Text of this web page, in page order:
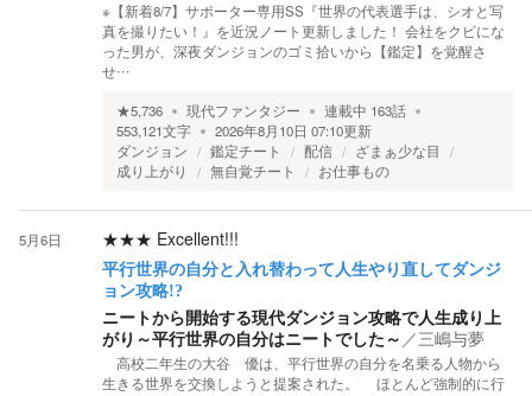
※【新着8/7】サポーター専用SS『世界の代表選手は、シオと写
真を撮りたい！』を近況ノート更新しました！ 会社をクビにな
った男が、深夜ダンジョンのゴミ拾いから【鑑定】を覚醒さ
せ…
★5,736 現代ファンタジー 連載中 163話
553,121文字 2026年8月10日 07:10更新
ダンジョン
鑑定チート 配信
ざまぁ少な目
成り上がり
無自覚チート お仕事もの
5月6日 ★★★ Excellent!!!
平行世界の自分と入れ替わって人生やり直してダンジ
ョン攻略!?
ニートから開始する現代ダンジョン攻略で人生成り上
がり～平行世界の自分はニートでした～ ／三嶋与夢
高校二年生の大谷 優は、平行世界の自分を名乗る人物から
生きる世界を交換しようと提案された。 ほとんど強制的に行